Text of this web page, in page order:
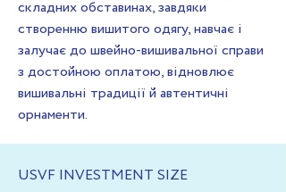
складних обставинах, завдяки
створенню вишитого одягу, навчає і
залучає до швейно-вишивальної справи
з достойною оплатою, відновлює
вишивальні традиції й автентичні
орнаменти.
USVF INVESTMENT SIZE